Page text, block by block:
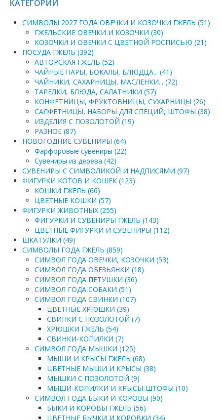
КАТЕГОРИИ
СИМВОЛЫ 2027 ГОДА ОВЕЧКИ И КОЗОЧКИ ГЖЕЛЬ (51)
ГЖЕЛЬСКИЕ ОВЕЧКИ И КОЗОЧКИ (30)
КОЗОЧКИ И ОВЕЧКИ С ЦВЕТНОЙ РОСПИСЬЮ (21)
ПОСУДА ГЖЕЛЬ (392)
АВТОРСКАЯ ГЖЕЛЬ (52)
ЧАЙНЫЕ ПАРЫ, БОКАЛЫ, БЛЮДЦА... (41)
ЧАЙНИКИ, САХАРНИЦЫ, МАСЛЕНКИ... (72)
ТАРЕЛКИ, БЛЮДА, САЛАТНИКИ (57)
КОНФЕТНИЦЫ, ФРУКТОВНИЦЫ, СУХАРНИЦЫ (26)
САЛФЕТНИЦЫ, НАБОРЫ ДЛЯ СПЕЦИЙ, ШТОФЫ (38)
ИЗДЕЛИЯ С ПОЗОЛОТОЙ (19)
РАЗНОЕ (87)
НОВОГОДНИЕ СУВЕНИРЫ (64)
Фарфоровые сувениры (22)
Сувениры из дерева (42)
СУВЕНИРЫ С СИМВОЛИКОЙ И НАДПИСЯМИ (97)
ФИГУРКИ КОТОВ И КОШЕК (123)
КОШКИ ГЖЕЛЬ (66)
ЦВЕТНЫЕ КОШКИ (57)
ФИГУРКИ ЖИВОТНЫХ (255)
ФИГУРКИ И СУВЕНИРЫ ГЖЕЛЬ (143)
ЦВЕТНЫЕ ФИГУРКИ И СУВЕНИРЫ (112)
ШКАТУЛКИ (49)
СИМВОЛЫ ГОДА ГЖЕЛЬ (859)
СИМВОЛ ГОДА ОВЕЧКИ, КОЗОЧКИ (53)
СИМВОЛ ГОДА ОБЕЗЬЯНКИ (18)
СИМВОЛ ГОДА ПЕТУШКИ (36)
СИМВОЛ ГОДА СОБАКИ (51)
СИМВОЛ ГОДА СВИНКИ (107)
ЦВЕТНЫЕ ХРЮШКИ (39)
СВИНКИ С ПОЗОЛОТОЙ (7)
ХРЮШКИ ГЖЕЛЬ (54)
СВИНКИ-КОПИЛКИ (7)
СИМВОЛ ГОДА МЫШКИ (125)
МЫШИ И КРЫСЫ ГЖЕЛЬ (68)
ЦВЕТНЫЕ МЫШИ И КРЫСЫ (38)
МЫШКИ С ПОЗОЛОТОЙ (9)
МЫШИ-КОПИЛКИ И КРЫСЫ-ШТОФЫ (10)
СИМВОЛ ГОДА БЫКИ И КОРОВЫ (90)
БЫКИ И КОРОВЫ ГЖЕЛЬ (56)
ЦВЕТНЫЕ БЫЧКИ И КОРОВКИ (34)